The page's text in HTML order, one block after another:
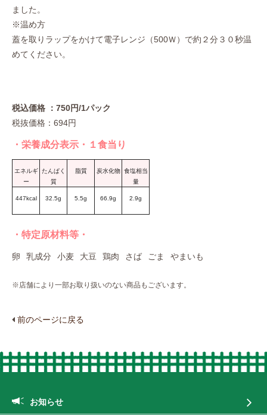
ました。
※温め方
蓋を取りラップをかけて電子レンジ（500Ｗ）で約２分３０秒温
めてください。
税込価格 ：750円/1パック
税抜価格：694円
・栄養成分表示・１食当り
エネルギ
ー
447kcal
たんぱく
質
32.5g
脂質
5.5g
炭水化物
66.9g
食塩相当
量
2.9g
・特定原材料等・
卵 乳成分 小麦 大豆 鶏肉 さば ごま やまいも
※店舗により一部お取り扱いのない商品もございます。
前のページに戻る
お知らせ